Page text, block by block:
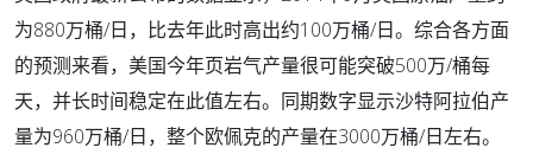
为880万桶/日，比去年此时高出约100万桶/日。综合各方面
的预测来看，美国今年页岩气产量很可能突破500万/桶每
天，并长时间稳定在此值左右。同期数字显示沙特阿拉伯产
量为960万桶/日，整个欧佩克的产量在3000万桶/日左右。